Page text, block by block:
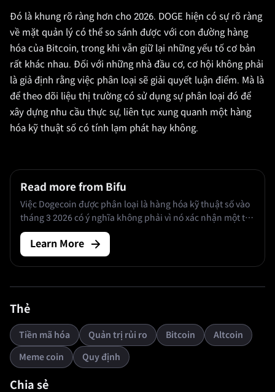
Đó là khung rõ ràng hơn cho 2026. DOGE hiện có sự rõ ràng
về mặt quản lý có thể so sánh được với con đường hàng
hóa của Bitcoin, trong khi vẫn giữ lại những yếu tố cơ bản
rất khác nhau. Đối với những nhà đầu cơ, cơ hội không phải
là giả định rằng việc phân loại sẽ giải quyết luận điểm. Mà là
để theo dõi liệu thị trường có sử dụng sự phân loại đó để
xây dựng nhu cầu thực sự, liên tục xung quanh một hàng
hóa kỹ thuật số có tính lạm phát hay không.
Read more from Bifu
Việc Dogecoin được phân loại là hàng hóa kỹ thuật số vào
tháng 3 2026 có ý nghĩa không phải vì nó xác nhận một tài
sản gốc internet, mà quan trọng hơn là vì nó thay đổi bản
đồ tiếp cận của tổ chức đối với DOGE.
Learn More
Thẻ
Tiền mã hóa Quản trị rủi ro Bitcoin Altcoin
Meme coin Quy định
Chia sẻ